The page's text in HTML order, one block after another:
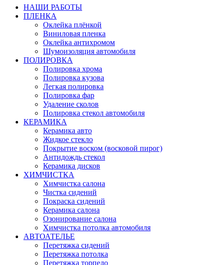
НАШИ РАБОТЫ
ПЛЕНКА
Оклейка плёнкой
Виниловая пленка
Оклейка антихромом
Шумоизоляция автомобиля
ПОЛИРОВКА
Полировка хрома
Полировка кузова
Легкая полировка
Полировка фар
Удаление сколов
Полировка стекол автомобиля
КЕРАМИКА
Керамика авто
Жидкое стекло
Покрытие воском (восковой пирог)
Антидождь стекол
Керамика дисков
ХИМЧИСТКА
Химчистка салона
Чистка сидений
Покраска сидений
Керамика салона
Озонирование салона
Химчистка потолка автомобиля
АВТОАТЕЛЬЕ
Перетяжка сидений
Перетяжка потолка
Перетяжка торпедо